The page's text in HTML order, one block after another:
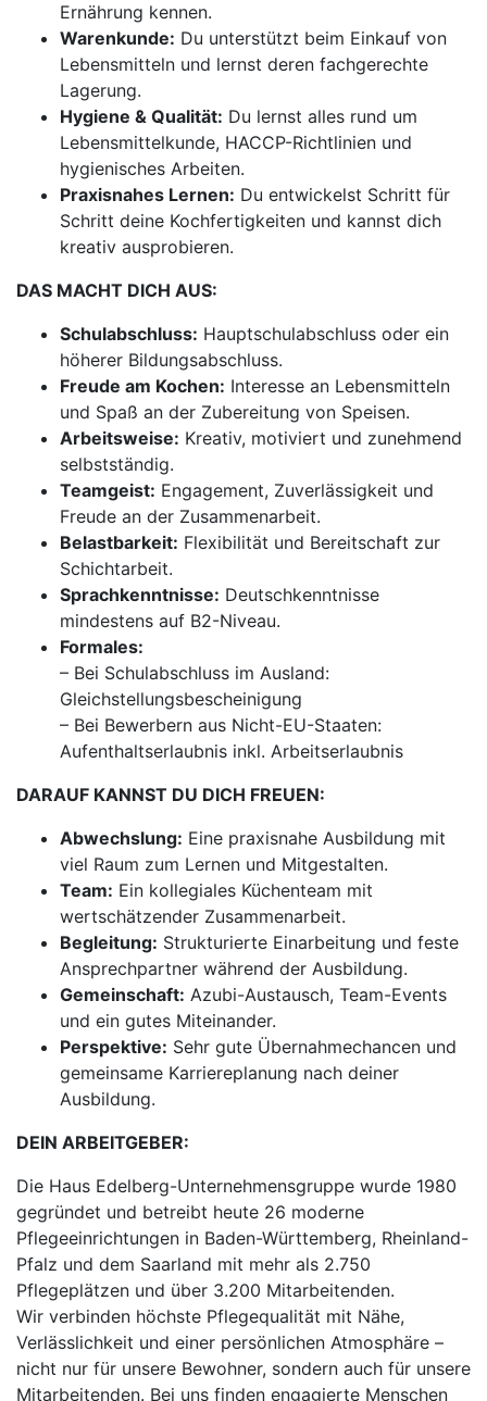
Ernährung kennen.
Warenkunde: Du unterstützt beim Einkauf von
Lebensmitteln und lernst deren fachgerechte
Lagerung.
Hygiene & Qualität: Du lernst alles rund um
Lebensmittelkunde, HACCP-Richtlinien und
hygienisches Arbeiten.
Praxisnahes Lernen: Du entwickelst Schritt für
Schritt deine Kochfertigkeiten und kannst dich
kreativ ausprobieren.
DAS MACHT DICH AUS:
Schulabschluss: Hauptschulabschluss oder ein
höherer Bildungsabschluss.
Freude am Kochen: Interesse an Lebensmitteln
und Spaß an der Zubereitung von Speisen.
Arbeitsweise: Kreativ, motiviert und zunehmend
selbstständig.
Teamgeist: Engagement, Zuverlässigkeit und
Freude an der Zusammenarbeit.
Belastbarkeit: Flexibilität und Bereitschaft zur
Schichtarbeit.
Sprachkenntnisse: Deutschkenntnisse
mindestens auf B2-Niveau.
Formales:
– Bei Schulabschluss im Ausland:
Gleichstellungsbescheinigung
– Bei Bewerbern aus Nicht-EU-Staaten:
Aufenthaltserlaubnis inkl. Arbeitserlaubnis
DARAUF KANNST DU DICH FREUEN:
Abwechslung: Eine praxisnahe Ausbildung mit
viel Raum zum Lernen und Mitgestalten.
Team: Ein kollegiales Küchenteam mit
wertschätzender Zusammenarbeit.
Begleitung: Strukturierte Einarbeitung und feste
Ansprechpartner während der Ausbildung.
Gemeinschaft: Azubi-Austausch, Team-Events
und ein gutes Miteinander.
Perspektive: Sehr gute Übernahmechancen und
gemeinsame Karriereplanung nach deiner
Ausbildung.
DEIN ARBEITGEBER:
Die Haus Edelberg-Unternehmensgruppe wurde 1980
gegründet und betreibt heute 26 moderne
Pflegeeinrichtungen in Baden-Württemberg, Rheinland-
Pfalz und dem Saarland mit mehr als 2.750
Pflegeplätzen und über 3.200 Mitarbeitenden.
Wir verbinden höchste Pflegequalität mit Nähe,
Verlässlichkeit und einer persönlichen Atmosphäre –
nicht nur für unsere Bewohner, sondern auch für unsere
Mitarbeitenden. Bei uns finden engagierte Menschen